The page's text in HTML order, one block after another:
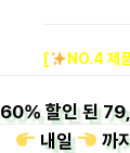
[ NO.4 제
60%할인 된
내일
까